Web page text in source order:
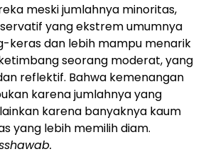
meski jumlahnya minoritas,
yang ekstrem umumnya
keras dan lebih mampu menarik
seorang moderat, yang
reflektif. Bahwa kemenangan
karena jumlahnya yang
karena banyaknya kaum
yang lebih memilih diam.